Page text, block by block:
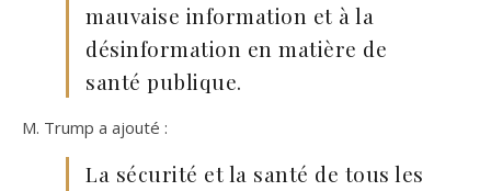
mauvaise information et à la
désinformation en matière de
santé publique.
M. Trump a ajouté :
La sécurité et la santé de tous les